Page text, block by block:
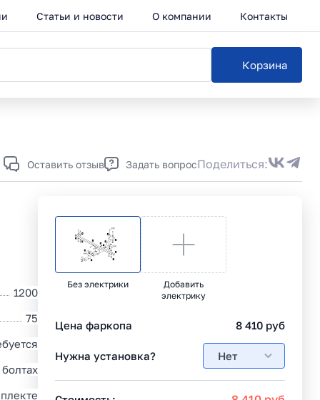
Статьи и новости О компании Контакты
Корзина
Оставить отзыв Задать вопросПоделиться:
1200
75
Без электрики
Добавить
электрику
Цена фаркопа 8 410руб
Нужна установка? Нет